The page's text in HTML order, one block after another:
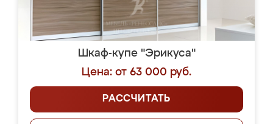
Шкаф-купе "Эрикуса"
Цена: от 63 000 руб.
РАССЧИТАТЬ